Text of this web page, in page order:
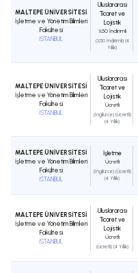
MALTEPE ÜNİVERSİTESİ
İşletme ve Yönetim Bilimleri
Fakültesi
İSTANBUL
Uluslararası
Ticaret ve
Lojistik
%50 İndirimli
(%50 İndirimli) (4
Yıllık)
MALTEPE ÜNİVERSİTESİ
İşletme ve Yönetim Bilimleri
Fakültesi
İSTANBUL
Uluslararası
Ticaret ve
Lojistik
Ücretli
(İngilizce) (Ücretli)
(4 Yıllık)
MALTEPE ÜNİVERSİTESİ
İşletme ve Yönetim Bilimleri
Fakültesi
İSTANBUL
İşletme
Ücretli
(İngilizce) (Ücretli)
(4 Yıllık)
MALTEPE ÜNİVERSİTESİ
İşletme ve Yönetim Bilimleri
Fakültesi
İSTANBUL
Uluslararası
Ticaret ve
Lojistik
Ücretli
(Ücretli) (4 Yıllık)